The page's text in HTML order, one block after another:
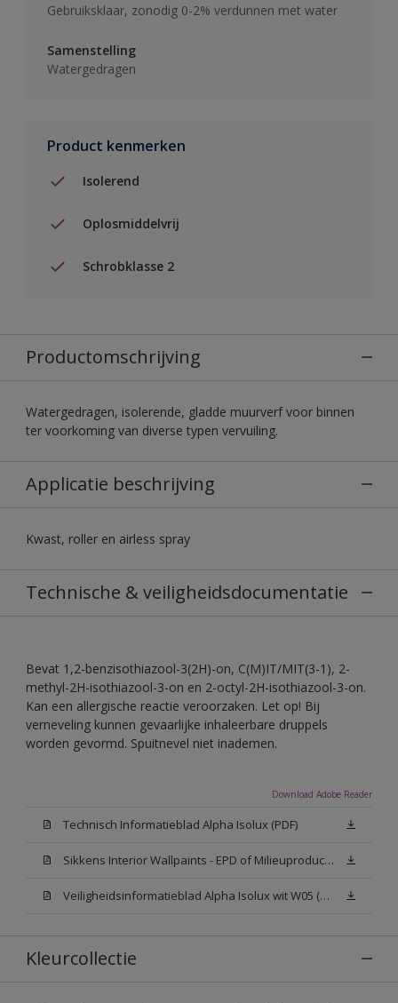
Gebruiksklaar, zonodig 0-2% verdunnen met water
Samenstelling
Watergedragen
Product kenmerken
Isolerend
Oplosmiddelvrij
Schrobklasse 2
Productomschrijving
Watergedragen, isolerende, gladde muurverf voor binnen
ter voorkoming van diverse typen vervuiling.
Applicatie beschrijving
Kwast, roller en airless spray
Technische & veiligheidsdocumentatie
Bevat 1,2-benzisothiazool-3(2H)-on, C(M)IT/MIT(3-1), 2-
methyl-2H-isothiazool-3-on en 2-octyl-2H-isothiazool-3-on.
Kan een allergische reactie veroorzaken. Let op! Bij
verneveling kunnen gevaarlijke inhaleerbare druppels
worden gevormd. Spuitnevel niet inademen.
Download Adobe Reader
Technisch Informatieblad Alpha Isolux (PDF)
Sikkens Interior Wallpaints - EPD of Milieuproductverklaring
Veiligheidsinformatieblad Alpha Isolux wit W05 (SDS)
Kleurcollectie